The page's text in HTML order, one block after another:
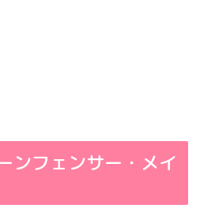
ンフェンサー・メイ